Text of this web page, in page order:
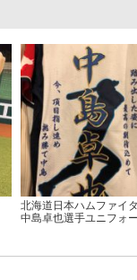
北海道日本ハムファイ
中島卓也選手ユニフォ